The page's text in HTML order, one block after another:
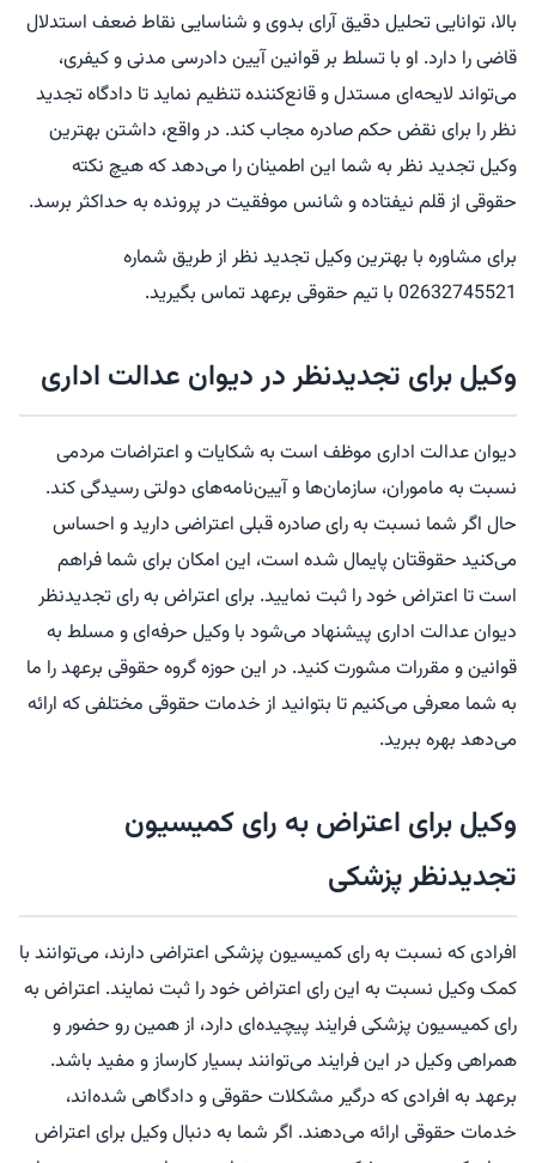
بالا، توانایی تحلیل دقیق آرای بدوی و شناسایی نقاط ضعف استدلال
قاضی را دارد. او با تسلط بر قوانین آیین دادرسی مدنی و کیفری،
می‌تواند لایحه‌ای مستدل و قانع‌کننده تنظیم نماید تا دادگاه تجدید
نظر را برای نقض حکم صادره مجاب کند. در واقع، داشتن بهترین
وکیل تجدید نظر به شما این اطمینان را می‌دهد که هیچ نکته
حقوقی از قلم نیفتاده و شانس موفقیت در پرونده به حداکثر برسد.
برای مشاوره با بهترین وکیل تجدید نظر از طریق شماره
02632745521 با تیم حقوقی برعهد تماس بگیرید.
وکیل برای تجدیدنظر در دیوان عدالت اداری
دیوان عدالت اداری موظف است به شکایات و اعتراضات مردمی
نسبت به ماموران، سازمان‌ها و آیین‌نامه‌های دولتی رسیدگی کند.
حال اگر شما نسبت به رای صادره قبلی اعتراضی دارید و احساس
می‌کنید حقوقتان پایمال شده است، این امکان برای شما فراهم
است تا اعتراض خود را ثبت نمایید. برای اعتراض به رای تجدیدنظر
دیوان عدالت اداری پیشنهاد می‌شود با وکیل حرفه‌ای و مسلط به
قوانین و مقررات مشورت کنید. در این حوزه گروه حقوقی برعهد را ما
به شما معرفی می‌کنیم تا بتوانید از خدمات حقوقی مختلفی که ارائه
می‌دهد بهره ببرید.
وکیل برای اعتراض به رای کمیسیون
تجدیدنظر پزشکی
افرادی که نسبت به رای کمیسیون پزشکی اعتراضی دارند، می‌توانند با
کمک وکیل نسبت به این رای اعتراض خود را ثبت نمایند. اعتراض به
رای کمیسیون پزشکی فرایند پیچیده‌ای دارد، از همین رو حضور و
همراهی وکیل در این فرایند می‌توانند بسیار کارساز و مفید باشد.
برعهد به افرادی که درگیر مشکلات حقوقی و دادگاهی شده‌اند،
خدمات حقوقی ارائه می‌دهند. اگر شما به دنبال وکیل برای اعتراض